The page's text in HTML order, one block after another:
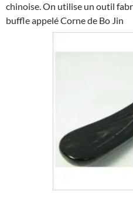
chinoise. On utilise un outil
buffle appelé Corne de Bo Jin